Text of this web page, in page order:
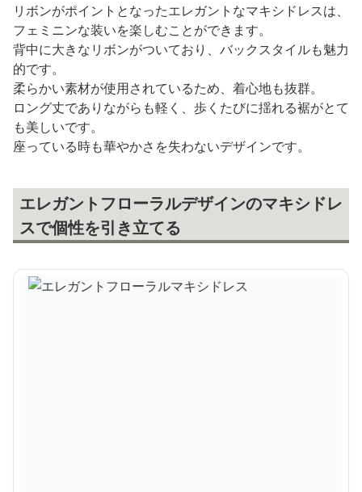
リボンがポイントとなったエレガントなマキシドレスは、
フェミニンな装いを楽しむことができます。
背中に大きなリボンがついており、バックスタイルも魅力
的です。
柔らかい素材が使用されているため、着心地も抜群。
ロング丈でありながらも軽く、歩くたびに揺れる裾がとて
も美しいです。
座っている時も華やかさを失わないデザインです。
エレガントフローラルデザインのマキシドレ
スで個性を引き立てる